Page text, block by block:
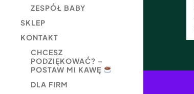
ZESPÓŁ BABY
SKLEP
KONTAKT
CHCESZ
PODZIĘKOWAĆ? –
POSTAW MI KAWĘ
DLA FIRM